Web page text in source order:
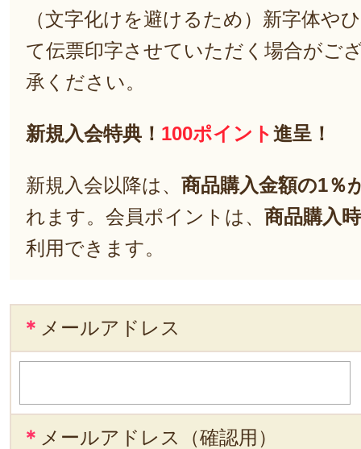
（文字化けを避けるため）新字体や
て伝票印字させていただく場合がご
承ください。
新規入会特典！ 100ポイント進呈！
新規入会以降は、 商品購入金額の1％
れます。会員ポイントは、 商品購入
利用できます。
＊ メールアドレス
＊ メールアドレス（確認用）